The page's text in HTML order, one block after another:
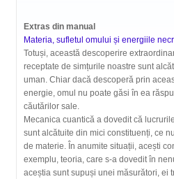
Extras din manual
Materia, sufletul omului și energiile
Totuși, această descoperire
receptate de simțurile noastre sunt
uman. Chiar dacă descoperă prin
energie, omul nu poate găsi în ea
căutărilor sale.
Mecanica cuantică a dovedit că
sunt alcătuite din mici constituenți, ce
de materie. În anumite situații, acești
exemplu, teoria, care s-a dovedit în
aceștia sunt supuși unei măsurători, ei